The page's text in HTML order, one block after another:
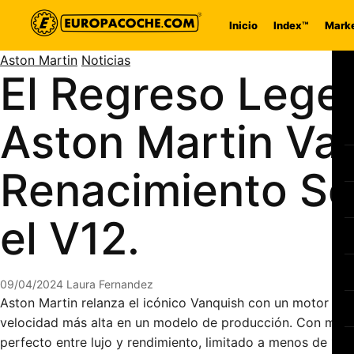
Saltar al contenido
Inicio Index™
Aston Martin Noticias
El Regreso
Aston Martin
Renacimiento
el V12.
09/04/2024 Laura Fernandez
Aston Martin relanza el icónico Vanquish con un motor
velocidad más alta en un modelo de producción. Con
perfecto entre lujo y rendimiento, limitado a menos de